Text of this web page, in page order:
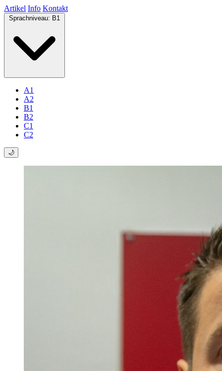
Artikel Info Kontakt
Sprachniveau: B1
A1
A2
B1
B2
C1
C2
🌙